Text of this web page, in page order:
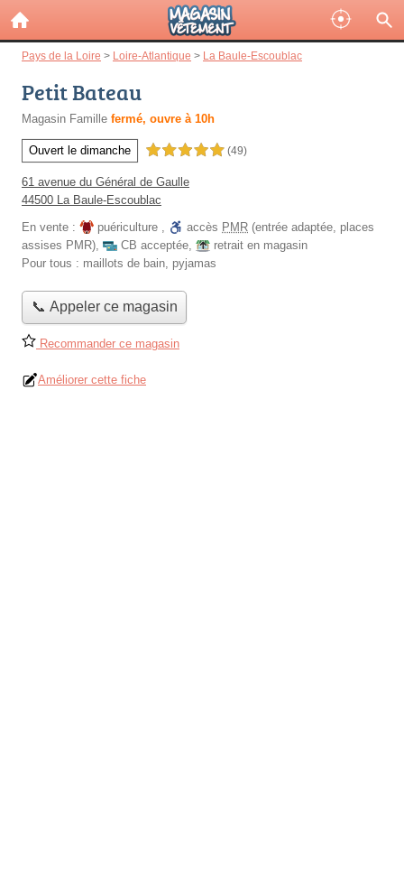
Pays de la Loire > Loire-Atlantique > La Baule-Escoublac
Petit Bateau
Magasin Famille fermé, ouvre à 10h
Ouvert le dimanche 5,0 étoiles sur 5 (49)
61 avenue du Général de Gaulle
44500 La Baule-Escoublac
En vente :
puériculture , accès PMR (entrée adaptée, places
assises PMR), CB acceptée,
retrait en magasin
Pour tous : maillots de bain, pyjamas
📞 Appeler ce magasin
Recommander ce magasin
Améliorer cette fiche